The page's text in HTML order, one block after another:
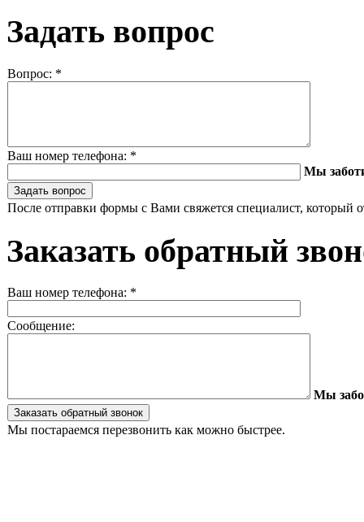
Задать вопрос
Вопрос: *
Ваш номер телефона: *
Мы
После отправки формы с Вами свяжется специалист, который
Заказать обратный
Ваш номер телефона: *
Сообщение:
Мы
Мы постараемся перезвонить как можно быстрее.